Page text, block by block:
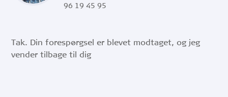
96 19 45 95
Tak. Din forespørgsel er blevet modtaget, og jeg
vender tilbage til dig